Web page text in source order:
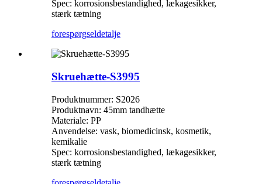
Spec: korrosionsbestandighed, lækagesikker,
stærk tætning
forespørgseldetalje
Skruehætte-S3995
Produktnummer: S2026
Produktnavn: 45mm tandhætte
Materiale: PP
Anvendelse: vask, biomedicinsk, kosmetik,
kemikalie
Spec: korrosionsbestandighed, lækagesikker,
stærk tætning